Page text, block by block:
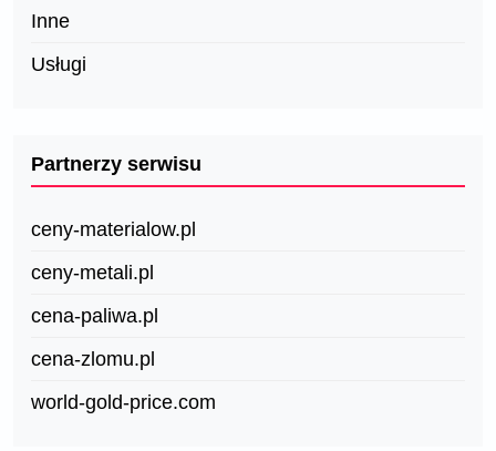
Inne
Usługi
Partnerzy serwisu
ceny-materialow.pl
ceny-metali.pl
cena-paliwa.pl
cena-zlomu.pl
world-gold-price.com